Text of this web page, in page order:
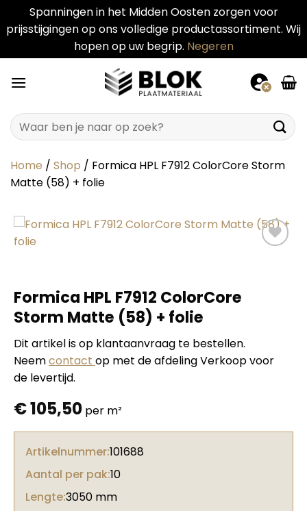
Spanningen in het Midden Oosten zorgen voor
prijsstijgingen op ons volledige productassortiment. Wij
hopen op uw begrip. Negeren
naar
Zoeken
naar:
Home / Shop / Formica HPL F7912 ColorCore Storm
Matte (58) + folie
Formica HPL F7912 ColorCore
Storm Matte (58) + folie
Dit artikel is op klantaanvraag te bestellen.
Neemcontact op met de afdeling Verkoop voor
de levertijd.
€105,50 per m²
Artikelnummer:101688
Aantal per pak:10
Lengte:3050 mm